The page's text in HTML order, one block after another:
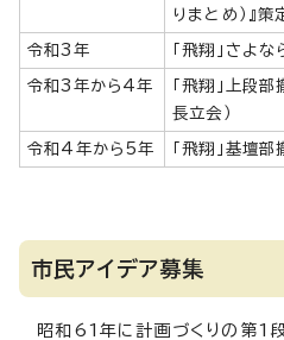
りまとめ）』策
令和3年 「飛翔」さよな
令和3年から4年
「飛翔」上段
長立会）
令和4年から5年 「飛翔」基壇
市民アイデア募集
昭和61年に計画づくりの第1段